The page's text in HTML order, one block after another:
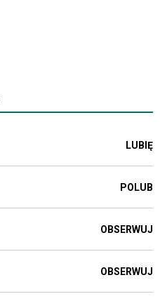
LUBIĘ
POLUB
OBSERWUJ
OBSERWUJ